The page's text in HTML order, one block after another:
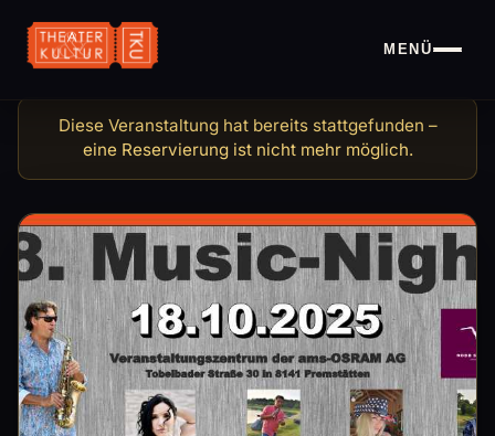
MENÜ
8. Music Night am